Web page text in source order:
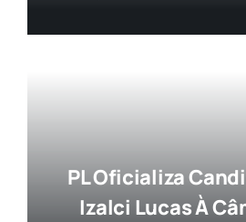
PL Oficializa
Izalci Lucas À